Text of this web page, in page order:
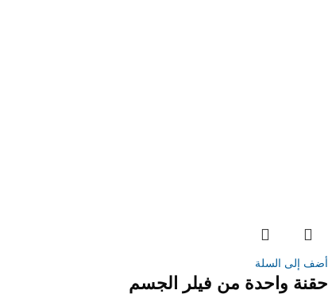
أضف إلى السلة
حقنة واحدة من فيلر الجسم